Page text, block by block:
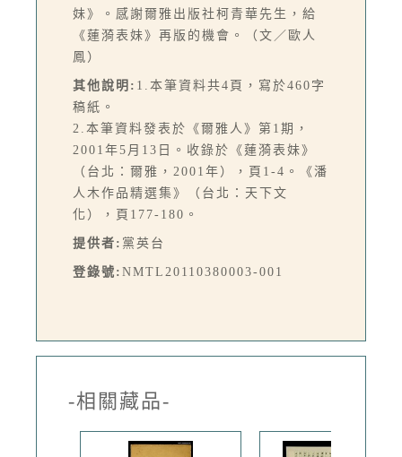
妹》。感謝爾雅出版社柯青華先生，給
《蓮漪表妹》再版的機會。（文／歐人
鳳）
其他說明: 1.本筆資料共4頁，寫於460字
稿紙。
2.本筆資料發表於《爾雅人》第1期，
2001年5月13日。收錄於《蓮漪表妹》
（台北：爾雅，2001年），頁1-4。《潘
人木作品精選集》（台北：天下文
化），頁177-180。
提供者: 黨英台
登錄號: NMTL20110380003-001
-相關藏品-